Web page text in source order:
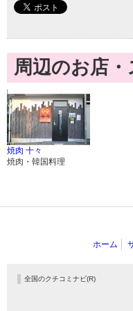
周辺のお店・
焼肉 十々
焼肉・韓国料理
ホーム
全国のクチコミナビ(R)